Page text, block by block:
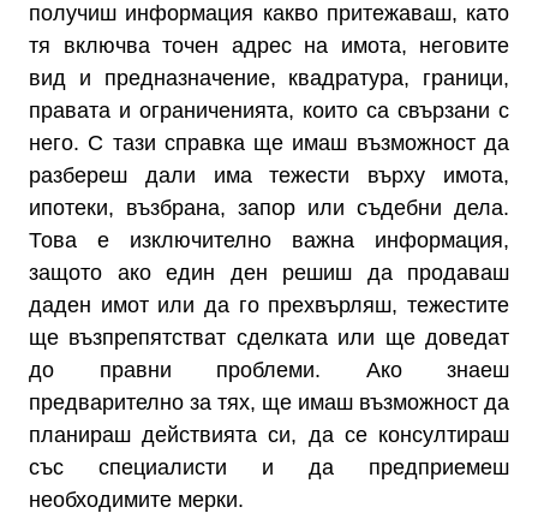
получиш информация какво притежаваш, като
тя включва точен адрес на имота, неговите
вид и предназначение, квадратура, граници,
правата и ограниченията, които са свързани с
него. С тази справка ще имаш възможност да
разбереш дали има тежести върху имота,
ипотеки, възбрана, запор или съдебни дела.
Това е изключително важна информация,
защото ако един ден решиш да продаваш
даден имот или да го прехвърляш, тежестите
ще възпрепятстват сделката или ще доведат
до правни проблеми. Ако знаеш
предварително за тях, ще имаш възможност да
планираш действията си, да се консултираш
със специалисти и да предприемеш
необходимите мерки.